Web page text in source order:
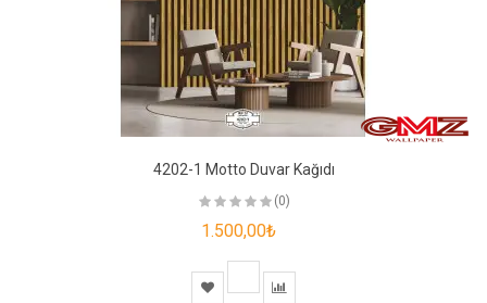
4202-1 Motto Duvar Kağıdı
(0)
1.500,00₺